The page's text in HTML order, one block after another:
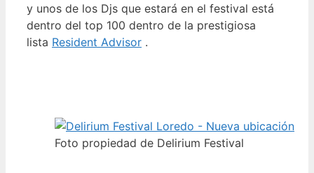
y unos de los Djs que estará en el festival está
dentro del top 100 dentro de la prestigiosa
lista Resident Advisor .
Foto propiedad de Delirium Festival